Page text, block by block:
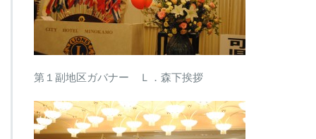
第１副地区ガバナー Ｌ．森下挨拶